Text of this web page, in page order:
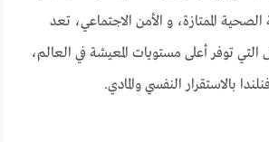
الصحية الممتازة، و الأمن الاجتماعي، تعد
التي توفر أعلى مستويات المعيشة في العالم،
بالاستقرار النفسي والمادي.